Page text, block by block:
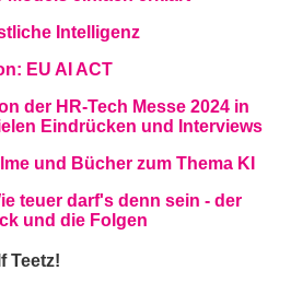
Intelligenz
EU AI ACT
der HR-Tech Messe 2024 in
Eindrücken und Interviews
und Bücher zum Thema KI
teuer darf's denn sein - der
und die Folgen
Teetz!